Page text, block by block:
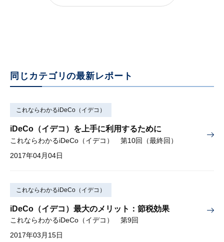
これならわかるiDeCo（イデコ） 第7回
同じカテゴリの最新レポート
これならわかるiDeCo（イデコ）
iDeCo（イデコ）を上手に利用するために
これならわかるiDeCo（イデコ） 第10回（最終回）
2017年04月04日
これならわかるiDeCo（イデコ）
iDeCo（イデコ）最大のメリット：節税効果
これならわかるiDeCo（イデコ） 第9回
2017年03月15日